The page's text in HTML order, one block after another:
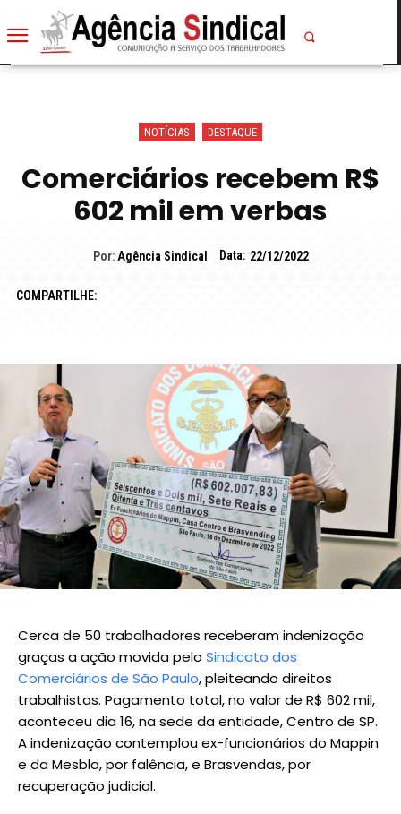
NOTÍCIAS DESTAQUE
Comerciários recebem R$
602 mil em verbas
Por: Agência Sindical Data: 22/12/2022
COMPARTILHE:
Cerca de 50 trabalhadores receberam indenização
graças a ação movida pelo Sindicato dos
Comerciários de São Paulo, pleiteando direitos
trabalhistas. Pagamento total, no valor de R$ 602 mil,
aconteceu dia 16, na sede da entidade, Centro de SP.
A indenização contemplou ex-funcionários do Mappin
e da Mesbla, por falência, e Brasvendas, por
recuperação judicial.